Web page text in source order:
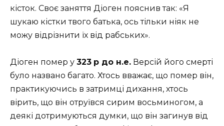
кісток. Своє заняття Діоген пояснив так: «Я
шукаю кістки твого батька, ось тільки ніяк не
можу відрізнити їх від рабських».
Діоген помер у 323 р до н.е. Версій його смерті
було названо багато. Хтось вважає, що помер він,
практикуючись в затримці дихання, хтось
вірить, що він отруївся сирим восьминогом, а
деякі дотримуються думки, що він загинув від